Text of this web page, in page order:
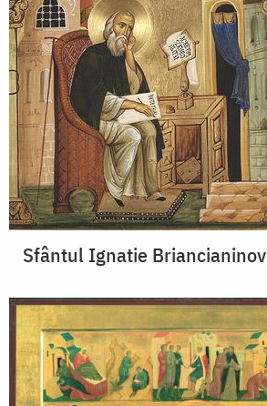
Sfântul Ignatie Briancianinov